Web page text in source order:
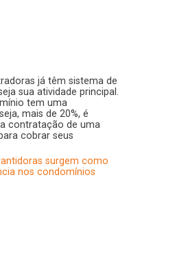
já têm sistema de
sua atividade principal.
tem uma
mais de 20%, é
contratação de uma
cobrar seus
surgem como
nos condomínios